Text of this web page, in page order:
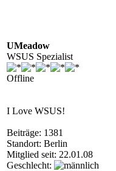
UMeadow
WSUS Spezialist
Offline
I Love WSUS!
Beiträge: 1381
Standort: Berlin
Mitglied seit: 22.01.08
Geschlecht: